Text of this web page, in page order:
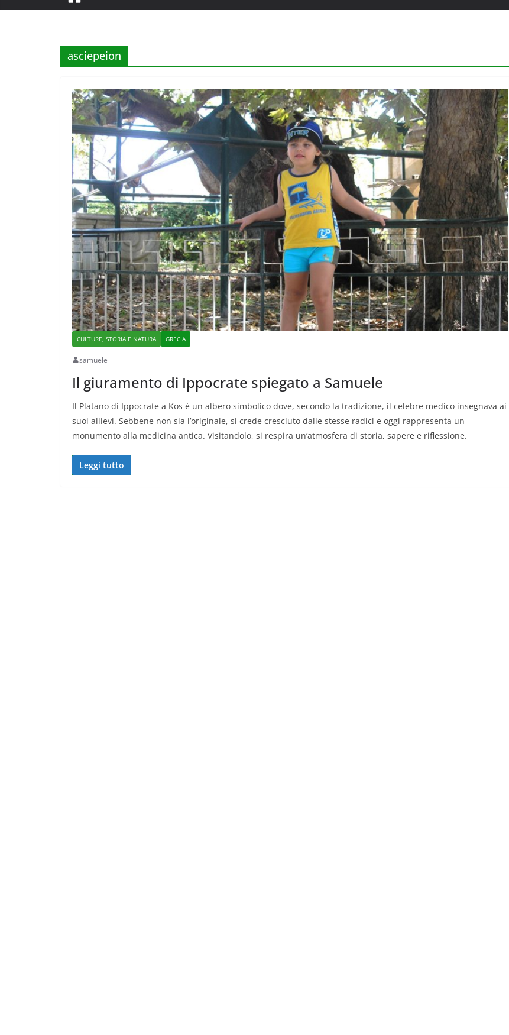
asciepeion
CULTURE, STORIA E NATURA GRECIA
samuele
Il giuramento di Ippocrate spiegato a Samuele
Il Platano di Ippocrate a Kos è un albero simbolico dove, secondo la tradizione, il celebre medico insegnava ai
suoi allievi. Sebbene non sia l’originale, si crede cresciuto dalle stesse radici e oggi rappresenta un
monumento alla medicina antica. Visitandolo, si respira un’atmosfera di storia, sapere e riflessione.
Leggi tutto